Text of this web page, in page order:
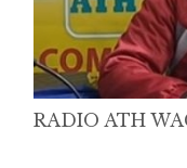
RADIO ATH